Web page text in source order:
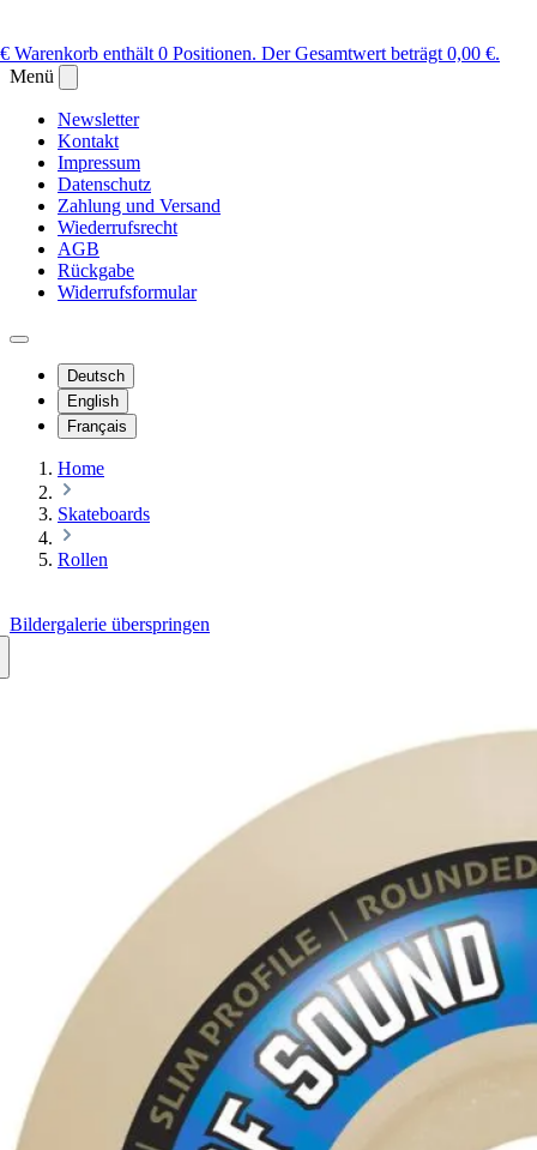
Warenkorb enthält 0 Positionen. Der Gesamtwert beträgt 0,00 €.
Menü
Newsletter
Kontakt
Impressum
Datenschutz
Zahlung und Versand
Wiederrufsrecht
AGB
Rückgabe
Widerrufsformular
Deutsch
English
Français
Home
Skateboards
Rollen
Bildergalerie überspringen